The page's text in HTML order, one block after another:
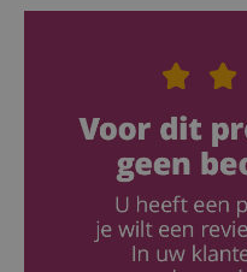
Strikt noodzakelijk
Functionaliteit
Strikt noodzakelijke